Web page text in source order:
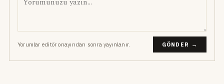
Yorumlar editör onayından sonra yayınlanır. GÖNDER →